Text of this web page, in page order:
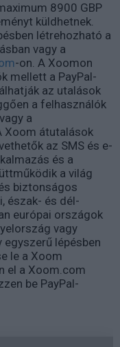
8900 GBP
küldhetnek.
létrehozható a
vagy a
-on. A Xoomon
mellett a PayPal-
az utalások
a felhasználók
a
Xoom átutalások
az SMS és e-
és a
a világ
biztonságos
észak- és dél-
európai országok
vagy
egyszerű lépésben
le a Xoom
el a Xoom.com
be PayPal-